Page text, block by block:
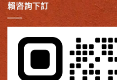
賴咨詢下訂